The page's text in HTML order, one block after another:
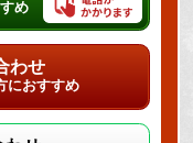
め
わせ
におすすめ